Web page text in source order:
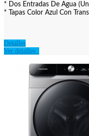
* Dos Entradas De Agua
* Tapas Color Azul Con
Detalles
Ver detalles